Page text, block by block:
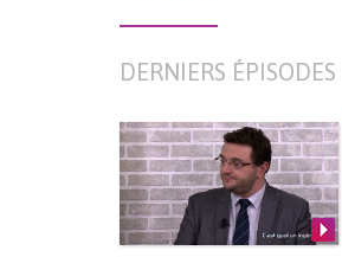
DERNIERS ÉPISODES